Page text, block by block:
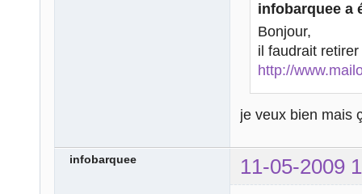
infobarquee a
Bonjour,
il faudrait
http://
je veux bien mais
infobarquee 11-05-2009